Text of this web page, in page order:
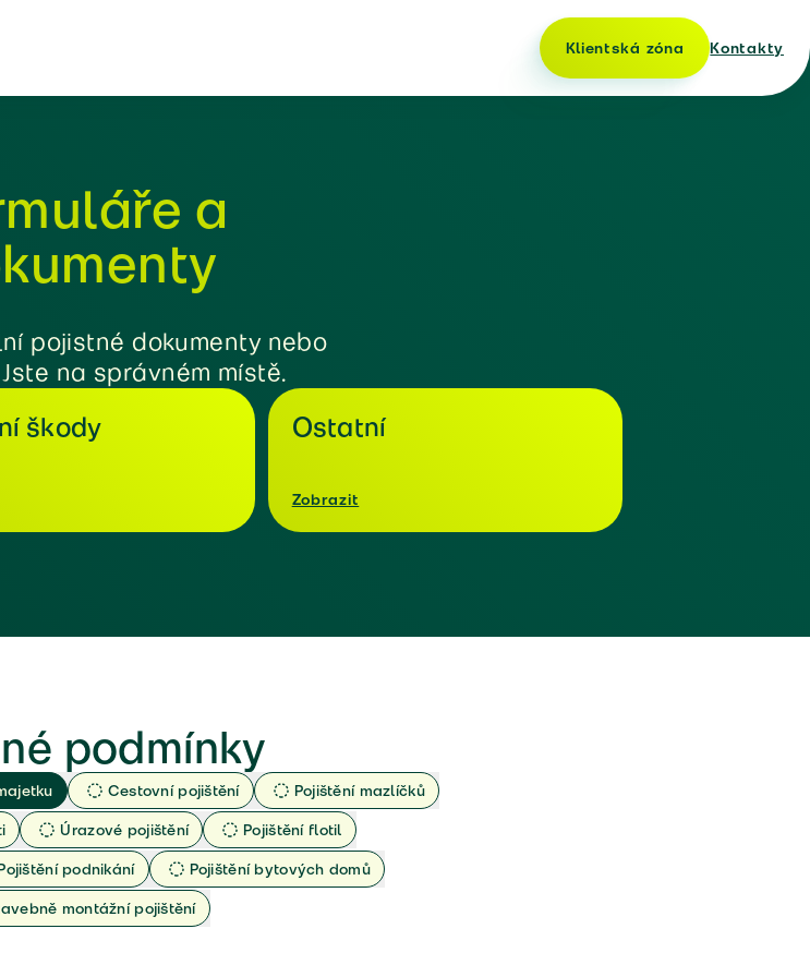
Klientská zóna Kontakty
a
pojistné dokumenty nebo
na správném místě.
škody Ostatní
Zobrazit
podmínky
Cestovní pojištění
Pojištění mazlíčků
Úrazové pojištění
Pojištění flotil
podnikání
Pojištění bytových domů
montážní pojištění